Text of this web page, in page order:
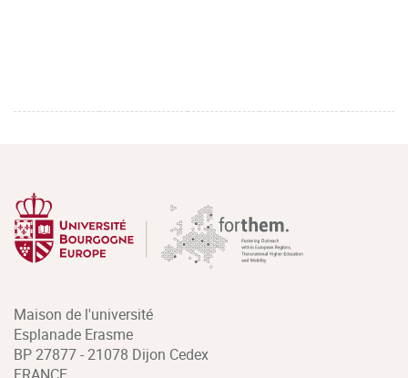
Maison de l'université
Esplanade Erasme
BP 27877 - 21078 Dijon Cedex